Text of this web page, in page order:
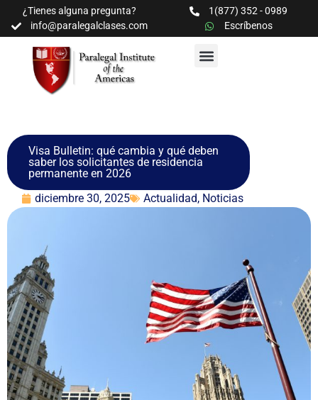
¿Tienes alguna pregunta?
1(877) 352 - 0989
info@paralegalclases.com
Escríbenos
Visa Bulletin: qué cambia y qué deben
saber los solicitantes de residencia
permanente en 2026
diciembre 30, 2025
Actualidad, Noticias